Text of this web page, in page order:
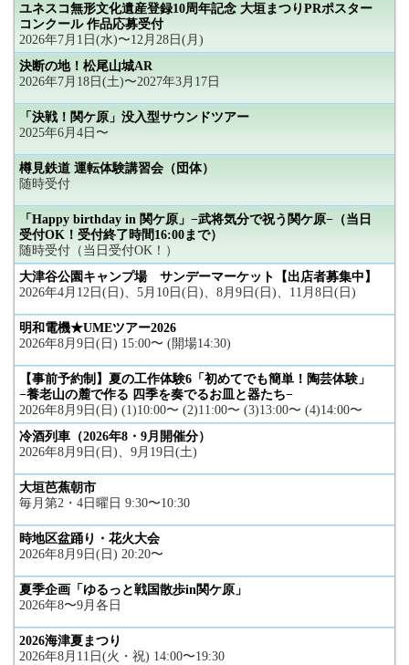
ユネスコ無形文化遺産登録10周年記念 大垣まつりPRポスター
コンクール 作品応募受付
2026年7月1日(水)〜12月28日(月)
決断の地！松尾山城AR
2026年7月18日(土)〜2027年3月17日
「決戦！関ケ原」没入型サウンドツアー
2025年6月4日〜
樽見鉄道 運転体験講習会（団体）
随時受付
「Happy birthday in 関ケ原」−武将気分で祝う関ケ原−（当日
受付OK！受付終了時間16:00まで）
随時受付（当日受付OK！）
大津谷公園キャンプ場 サンデーマーケット【出店者募集中】
2026年4月12日(日)、5月10日(日)、8月9日(日)、11月8日(日)
明和電機★UMEツアー2026
2026年8月9日(日) 15:00〜 (開場14:30)
【事前予約制】夏の工作体験6「初めてでも簡単！陶芸体験」
−養老山の麓で作る 四季を奏でるお皿と器たち−
2026年8月9日(日) (1)10:00〜 (2)11:00〜 (3)13:00〜 (4)14:00〜
冷酒列車（2026年8・9月開催分）
2026年8月9日(日)、9月19日(土)
大垣芭蕉朝市
毎月第2・4日曜日 9:30〜10:30
時地区盆踊り・花火大会
2026年8月9日(日) 20:20〜
夏季企画「ゆるっと戦国散歩in関ケ原」
2026年8〜9月各日
2026海津夏まつり
2026年8月11日(火・祝) 14:00〜19:30